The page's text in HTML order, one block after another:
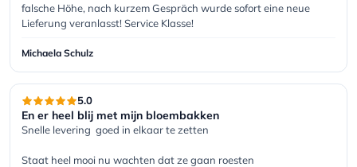
falsche Höhe, nach kurzem Gespräch wurde sofort eine neue
Lieferung veranlasst! Service Klasse!
Michaela Schulz
5.0
En er heel blij met mijn bloembakken
Snelle levering  goed in elkaar te zetten
Staat heel mooi nu wachten dat ze gaan roesten